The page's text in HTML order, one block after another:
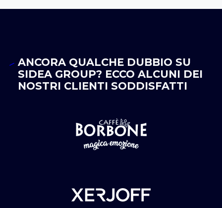
ANCORA QUALCHE DUBBIO SU
SIDEA GROUP? ECCO ALCUNI DEI
NOSTRI CLIENTI SODDISFATTI